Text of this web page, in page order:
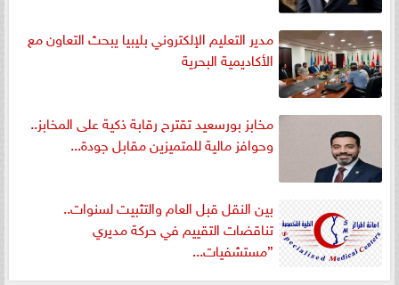
مدير التعليم الإلكتروني بليبيا يبحث التعاون مع
الأكاديمية البحرية
مخابز بورسعيد تقترح رقابة ذكية على المخابز..
وحوافز مالية للمتميزين مقابل جودة...
بين النقل قبل العام والتثبيت لسنوات..
تناقضات التقييم في حركة مديري
”مستشفيات...